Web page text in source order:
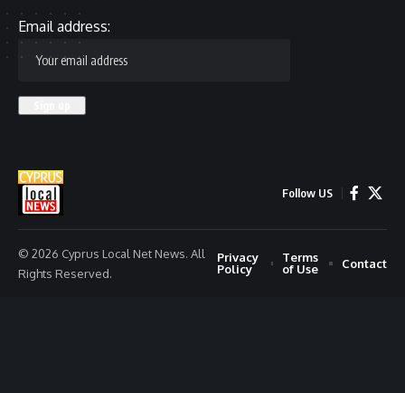
Email address:
Follow US
© 2026 Cyprus Local Net News. All
Rights Reserved.
Privacy
Policy
Terms
of Use
Contact